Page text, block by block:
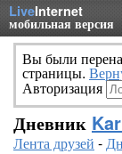
LiveInternet
мобильная версия
Вы были
страницы.
Авторизация
Дневник
Лента друзей -